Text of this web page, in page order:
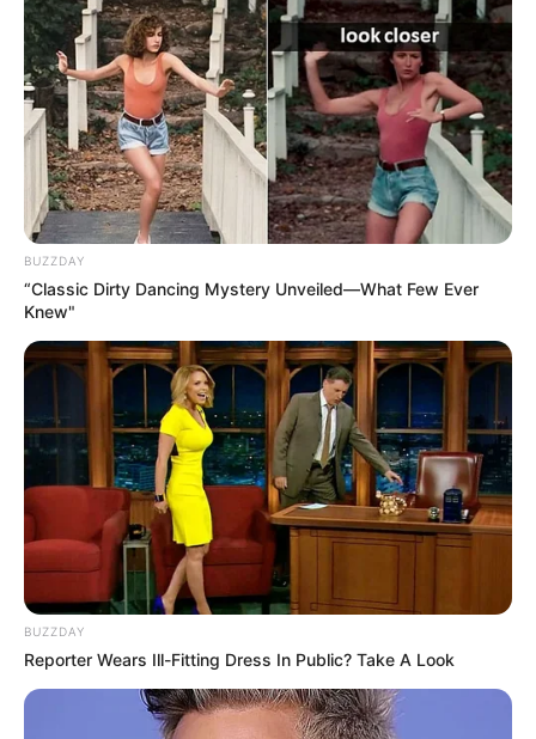
Ausflug mit der Bahn
Fremdenverkehrsamt und Tourist Information Heidel
berg
Hier kann auch eineVeranstaltung für Heidelberg
eingetragenwerden, ebenso für alle weiteren Städte und
Gemeinden.
Hotel Heidelberghier buchen
Bilderfreigabe: Die Bilder dieser Seite dürfen unter
bestimmten Bedingungen für private und kommerzielle
Zwecke kostenlos benutzt werden. Weiteres siehe
Bilderfreigabe.
Das Wissen, das die Bauern schon seit Jahrtausenden
bei der Tier- und Pflanzenzucht anwenden, hatte
Charles Darwin 1858 der universitären Welt gelehrt. Die
mussten die Abstammungslehre ja endlich auch mal
BUZZDAY
“Classic Dirty Dancing Mystery Unveiled—What Few Ever
Knew"
BUZZDAY
Reporter Wears Ill-Fitting Dress In Public? Take A Look